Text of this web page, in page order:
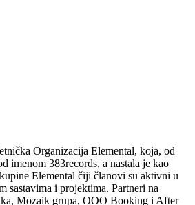
Organizacija Elemental, koja, od
imenom 383records, a nastala je kao
Elemental čiji članovi su aktivni u
sastavima i projektima. Partneri na
Mozaik grupa, OOO Booking i After